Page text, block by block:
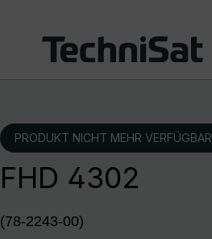
PRODUKT NICHT MEHR VERFÜGBAR
FHD 4302
(78-2243-00)